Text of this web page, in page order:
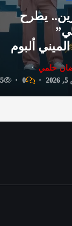
مساعد
مهام
من
أغسطس 5, 2026